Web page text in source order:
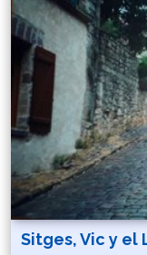
Sitges, Vic y el